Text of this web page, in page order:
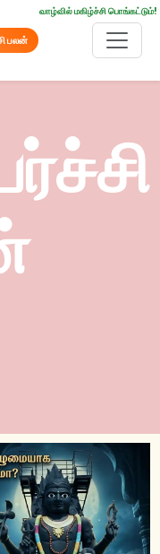
வாழ்வில் மகிழ்ச்சி பொங்கட்டும்!
பலன்